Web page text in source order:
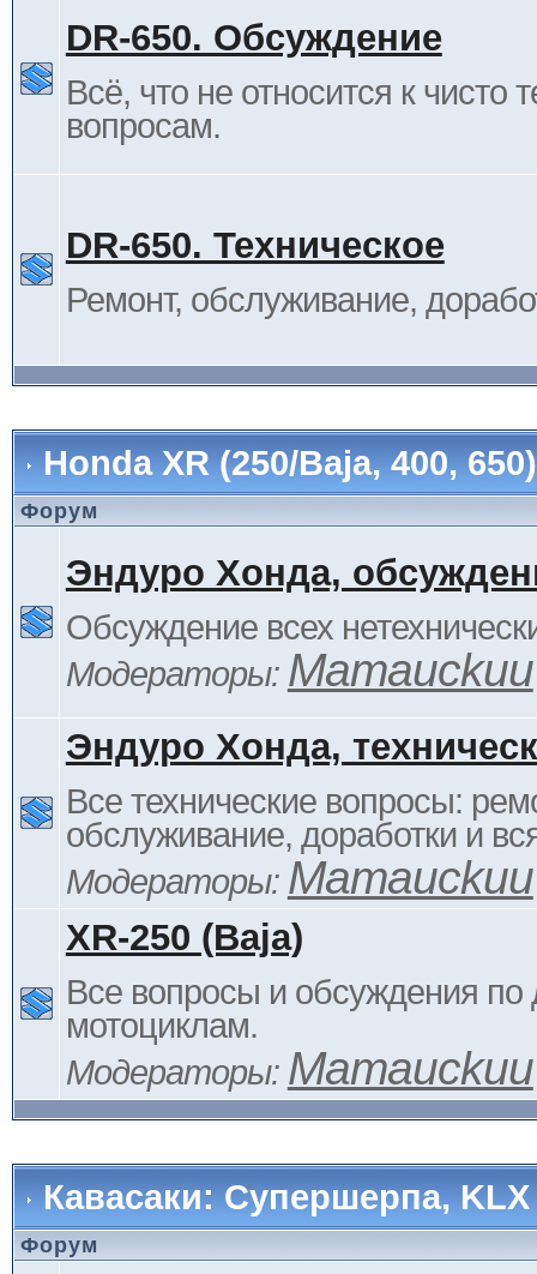
DR-650. Обсуждение
Всё, что не относится к чисто
вопросам.
DR-650. Техническое
Ремонт, обслуживание,
Honda XR (250/Baja, 400,
Форум
Эндуро Хонда,
Обсуждение всех
Модераторы: Mamauckuu
Эндуро Хонда,
Все технические вопросы:
обслуживание, доработки и
Модераторы: Mamauckuu
XR-250 (Baja)
Все вопросы и обсуждения
мотоциклам.
Модераторы: Mamauckuu
Кавасаки: Супершерпа,
Форум